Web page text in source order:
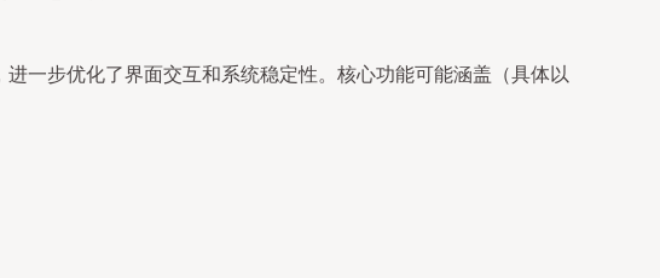
一步优化了界面交互和系统稳定性。核心功能可能涵盖（具体以